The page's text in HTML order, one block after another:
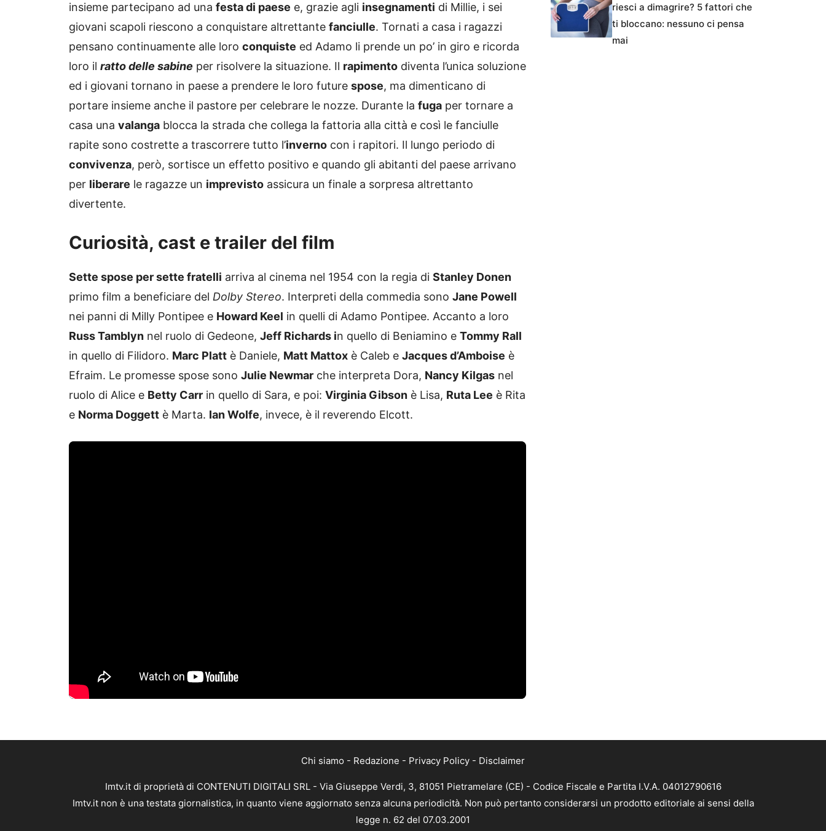
insieme partecipano ad una festa di paese e, grazie agli insegnamenti di Millie, i sei
giovani scapoli riescono a conquistare altrettante fanciulle. Tornati a casa i ragazzi
pensano continuamente alle loro conquiste ed Adamo li prende un po’ in giro e ricorda
loro il ratto delle sabine per risolvere la situazione. Il rapimento diventa l’unica soluzione
ed i giovani tornano in paese a prendere le loro future spose, ma dimenticano di
portare insieme anche il pastore per celebrare le nozze. Durante la fuga per tornare a
casa una valanga blocca la strada che collega la fattoria alla città e così le fanciulle
rapite sono costrette a trascorrere tutto l’inverno con i rapitori. Il lungo periodo di
convivenza, però, sortisce un effetto positivo e quando gli abitanti del paese arrivano
per liberare le ragazze un imprevisto assicura un finale a sorpresa altrettanto
divertente.
Curiosità, cast e trailer del film
Sette spose per sette fratelli arriva al cinema nel 1954 con la regia di Stanley Donen
primo film a beneficiare del Dolby Stereo. Interpreti della commedia sono Jane Powell
nei panni di Milly Pontipee e Howard Keel in quelli di Adamo Pontipee. Accanto a loro
Russ Tamblyn nel ruolo di Gedeone, Jeff Richards in quello di Beniamino e Tommy Rall
in quello di Filidoro. Marc Platt è Daniele, Matt Mattox è Caleb e Jacques d’Amboise è
Efraim. Le promesse spose sono Julie Newmar che interpreta Dora, Nancy Kilgas nel
ruolo di Alice e Betty Carr in quello di Sara, e poi: Virginia Gibson è Lisa, Ruta Lee è Rita
e Norma Doggett è Marta. Ian Wolfe, invece, è il reverendo Elcott.
riesci a dimagrire? 5 fattori che
ti bloccano: nessuno ci pensa
mai
Chi siamo - Redazione - Privacy Policy - Disclaimer
Imtv.it di proprietà di CONTENUTI DIGITALI SRL - Via Giuseppe Verdi, 3, 81051 Pietramelare (CE) - Codice Fiscale e Partita I.V.A. 04012790616
Imtv.it non è una testata giornalistica, in quanto viene aggiornato senza alcuna periodicità. Non può pertanto considerarsi un prodotto editoriale ai sensi della
legge n. 62 del 07.03.2001